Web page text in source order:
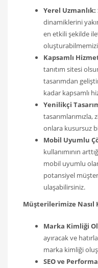
Yerel Uzmanlık:
dinamiklerini
en etkili şekilde
oluşturabilmemizi
Kapsamlı
tanıtım sitesi
tasarımdan
kadar kapsamlı
Yenilikçi
onlara kusursuz
Mobil Uyumlu
kullanımının
mobil uyumlu
potansiyel
ulaşabilirsiniz.
Müşterilerimize Nasıl
Marka Kimliği
ayıracak ve
marka kimliği
SEO ve